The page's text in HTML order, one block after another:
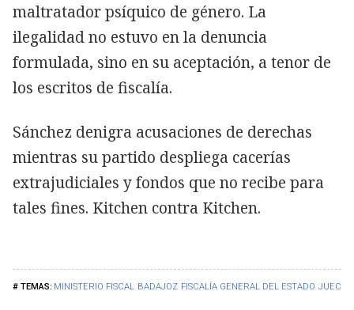
MINISTERIO FISCAL BADAJOZ FISCALÍA GENERAL DEL ESTADO JUECES
maltratador psíquico de género. La
ilegalidad no estuvo en la denuncia
formulada, sino en su aceptación, a tenor de
los escritos de fiscalía.
Sánchez denigra acusaciones de derechas
mientras su partido despliega cacerías
extrajudiciales y fondos que no recibe para
tales fines. Kitchen contra Kitchen.